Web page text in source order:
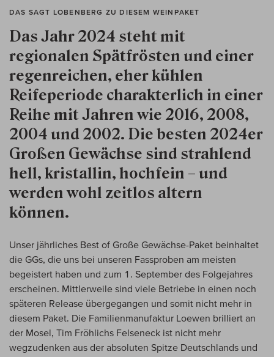
DAS SAGT LOBENBERG ZU DIESEM WEINPAKET
Das Jahr 2024 steht mit
regionalen Spätfrösten und einer
regenreichen, eher kühlen
Reifeperiode charakterlich in einer
Reihe mit Jahren wie 2016, 2008,
2004 und 2002. Die besten 2024er
Großen Gewächse sind strahlend
hell, kristallin, hochfein – und
werden wohl zeitlos altern
können.
Unser jährliches Best of Große Gewächse-Paket beinhaltet
die GGs, die uns bei unseren Fassproben am meisten
begeistert haben und zum 1. September des Folgejahres
erscheinen. Mittlerweile sind viele Betriebe in einen noch
späteren Release übergegangen und somit nicht mehr in
diesem Paket. Die Familienmanufaktur Loewen brilliert an
der Mosel, Tim Fröhlichs Felseneck ist nicht mehr
wegzudenken aus der absoluten Spitze Deutschlands und